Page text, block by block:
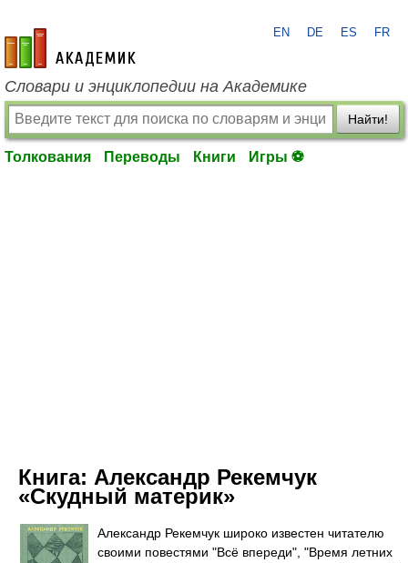
academic.ru
EN DE ES FR
Словари и энциклопедии на Академике
Найти!
Толкования Переводы Книги Игры ⚽
Книга: Александр Рекемчук
«Скудный материк»
Александр Рекемчук широко известен читателю
своими повестями "Всё впереди", "Время летних